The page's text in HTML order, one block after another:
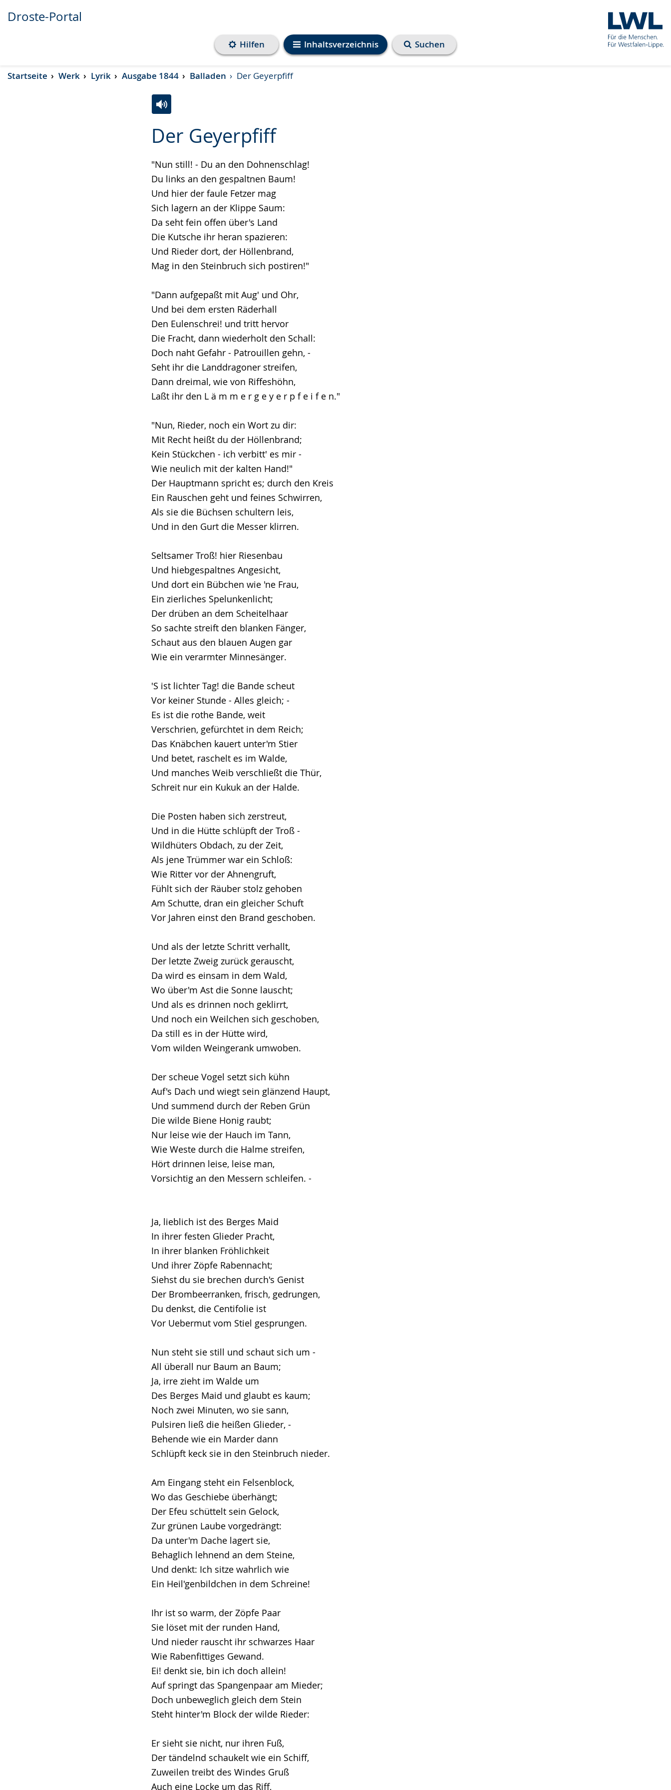
Transkript anzeigen
Abspielen
Pausieren
Droste-Portal
Inhaltsverzeichnis
Hilfen Suchen
Startseite Werk Lyrik Ausgabe 1844 Balladen Der Geyerpfiff
Der Geyerpfiff
"Nun still! - Du an den Dohnenschlag!
Du links an den gespaltnen Baum!
Und hier der faule Fetzer mag
Sich lagern an der Klippe Saum:
Da seht fein offen über's Land
Die Kutsche ihr heran spazieren:
Und Rieder dort, der Höllenbrand,
Mag in den Steinbruch sich postiren!"
"Dann aufgepaßt mit Aug' und Ohr,
Und bei dem ersten Räderhall
Den Eulenschrei! und tritt hervor
Die Fracht, dann wiederholt den Schall:
Doch naht Gefahr - Patrouillen gehn, -
Seht ihr die Landdragoner streifen,
Dann dreimal, wie von Riffeshöhn,
Laßt ihr den L ä m m e r g e y e r p f e i f e n."
"Nun, Rieder, noch ein Wort zu dir:
Mit Recht heißt du der Höllenbrand;
Kein Stückchen - ich verbitt' es mir -
Wie neulich mit der kalten Hand!"
Der Hauptmann spricht es; durch den Kreis
Ein Rauschen geht und feines Schwirren,
Als sie die Büchsen schultern leis,
Und in den Gurt die Messer klirren.
Seltsamer Troß! hier Riesenbau
Und hiebgespaltnes Angesicht,
Und dort ein Bübchen wie 'ne Frau,
Ein zierliches Spelunkenlicht;
Der drüben an dem Scheitelhaar
So sachte streift den blanken Fänger,
Schaut aus den blauen Augen gar
Wie ein verarmter Minnesänger.
'S ist lichter Tag! die Bande scheut
Vor keiner Stunde - Alles gleich; -
Es ist die rothe Bande, weit
Verschrien, gefürchtet in dem Reich;
Das Knäbchen kauert unter'm Stier
Und betet, raschelt es im Walde,
Und manches Weib verschließt die Thür,
Schreit nur ein Kukuk an der Halde.
Die Posten haben sich zerstreut,
Und in die Hütte schlüpft der Troß -
Wildhüters Obdach, zu der Zeit,
Als jene Trümmer war ein Schloß:
Wie Ritter vor der Ahnengruft,
Fühlt sich der Räuber stolz gehoben
Am Schutte, dran ein gleicher Schuft
Vor Jahren einst den Brand geschoben.
Und als der letzte Schritt verhallt,
Der letzte Zweig zurück gerauscht,
Da wird es einsam in dem Wald,
Wo über'm Ast die Sonne lauscht;
Und als es drinnen noch geklirrt,
Und noch ein Weilchen sich geschoben,
Da still es in der Hütte wird,
Vom wilden Weingerank umwoben.
Der scheue Vogel setzt sich kühn
Auf's Dach und wiegt sein glänzend Haupt,
Und summend durch der Reben Grün
Die wilde Biene Honig raubt;
Nur leise wie der Hauch im Tann,
Wie Weste durch die Halme streifen,
Hört drinnen leise, leise man,
Vorsichtig an den Messern schleifen. -
Ja, lieblich ist des Berges Maid
In ihrer festen Glieder Pracht,
In ihrer blanken Fröhlichkeit
Und ihrer Zöpfe Rabennacht;
Siehst du sie brechen durch's Genist
Der Brombeerranken, frisch, gedrungen,
Du denkst, die Centifolie ist
Vor Uebermut vom Stiel gesprungen.
Nun steht sie still und schaut sich um -
All überall nur Baum an Baum;
Ja, irre zieht im Walde um
Des Berges Maid und glaubt es kaum;
Noch zwei Minuten, wo sie sann,
Pulsiren ließ die heißen Glieder, -
Behende wie ein Marder dann
Schlüpft keck sie in den Steinbruch nieder.
Am Eingang steht ein Felsenblock,
Wo das Geschiebe überhängt;
Der Efeu schüttelt sein Gelock,
Zur grünen Laube vorgedrängt:
Da unter'm Dache lagert sie,
Behaglich lehnend an dem Steine,
Und denkt: Ich sitze wahrlich wie
Ein Heil'genbildchen in dem Schreine!
Ihr ist so warm, der Zöpfe Paar
Sie löset mit der runden Hand,
Und nieder rauscht ihr schwarzes Haar
Wie Rabenfittiges Gewand.
Ei! denkt sie, bin ich doch allein!
Auf springt das Spangenpaar am Mieder;
Doch unbeweglich gleich dem Stein
Steht hinter'm Block der wilde Rieder:
Er sieht sie nicht, nur ihren Fuß,
Der tändelnd schaukelt wie ein Schiff,
Zuweilen treibt des Windes Gruß
Auch eine Locke um das Riff,
Leichten
wechseln.
Audio-
Video
Deutscher
Gebärdensprache
wird
angezeigt.